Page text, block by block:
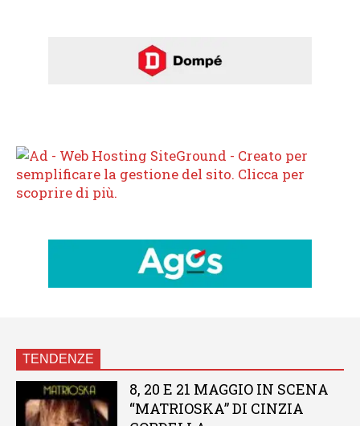
TENDENZE
8, 20 E 21 MAGGIO IN SCENA
“MATRIOSKA” DI CINZIA